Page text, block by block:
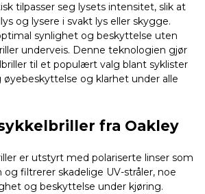
tilpasser seg lysets intensitet, slik at
og lysere i svakt lys eller skygge.
synlighet og beskyttelse uten
underveis. Denne teknologien gjør
til et populært valg blant syklister
og klarhet under alle
fra Oakley
er utstyrt med polariserte linser som
og filtrerer skadelige UV-stråler, noe
og beskyttelse under kjøring.